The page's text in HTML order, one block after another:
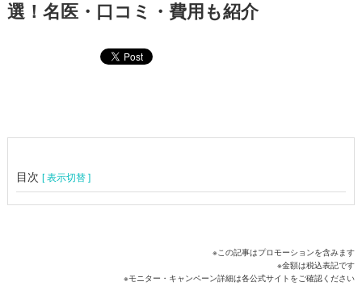
選！名医・口コミ・費用も紹介
目次[ 表示切替 ]
※この記事はプロモーションを含みます
※金額は税込表記です
※モニター・キャンペーン詳細は各公式サイトをご確認ください